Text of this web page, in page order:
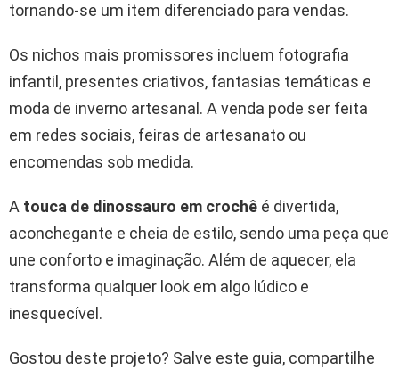
tornando-se um item diferenciado para vendas.
Os nichos mais promissores incluem fotografia
infantil, presentes criativos, fantasias temáticas e
moda de inverno artesanal. A venda pode ser feita
em redes sociais, feiras de artesanato ou
encomendas sob medida.
A touca de dinossauro em crochê é divertida,
aconchegante e cheia de estilo, sendo uma peça que
une conforto e imaginação. Além de aquecer, ela
transforma qualquer look em algo lúdico e
inesquecível.
Gostou deste projeto? Salve este guia, compartilhe